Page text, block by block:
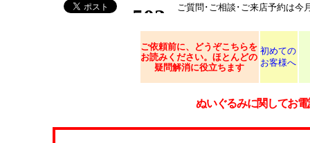
ご質問･ご相談･ご来店予約は今
ご依頼前に、どうぞこちらを
お読みください。ほとんどの
疑問解消に役立ちます
初めての
お客様へ
ぬいぐるみに関してお